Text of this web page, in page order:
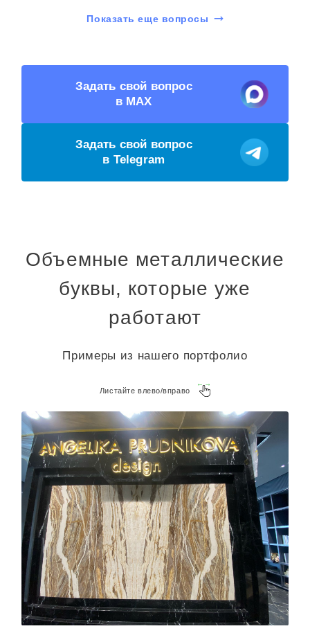
Показать еще вопросы
Задать свой вопрос
в MAX
Задать свой вопрос
в Telegram
Объемные металлические
буквы, которые уже
работают
Примеры из нашего портфолио
Листайте влево/вправо